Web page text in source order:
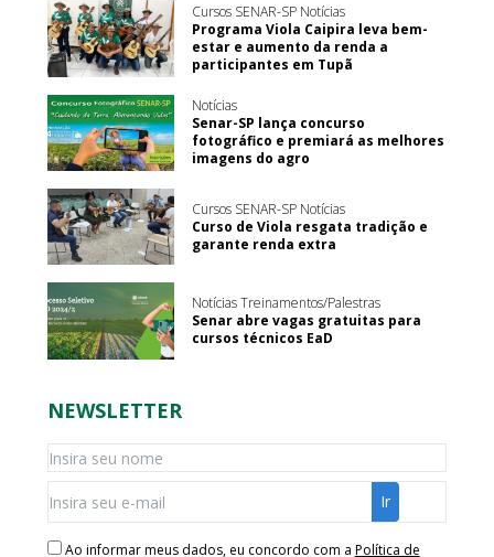
Cursos SENAR-SP Notícias
Programa Viola Caipira leva bem-
estar e aumento da renda a
participantes em Tupã
Notícias
Senar-SP lança concurso
fotográfico e premiará as melhores
imagens do agro
Cursos SENAR-SP Notícias
Curso de Viola resgata tradição e
garante renda extra
Notícias Treinamentos/Palestras
Senar abre vagas gratuitas para
cursos técnicos EaD
NEWSLETTER
Ao informar meus dados, eu concordo com a Política de